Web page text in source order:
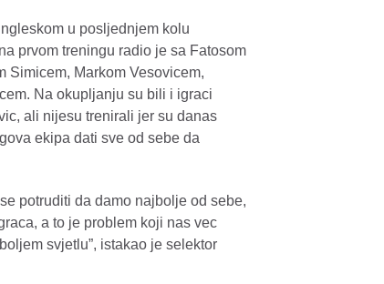
u posljednjem kolu
prvom treningu radio je sa Fatosom
Simicem, Markom Vesovicem,
Na okupljanju su bili i igraci
ali nijesu trenirali jer su danas
ekipa dati sve od sebe da
potruditi da damo najbolje od sebe,
a to je problem koji nas vec
svjetlu”, istakao je selektor